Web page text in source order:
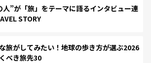
人”が「旅」をテーマに語るインタビュー連
STORY
旅がしてみたい！地球の歩き方が選ぶ2026
べき旅先30